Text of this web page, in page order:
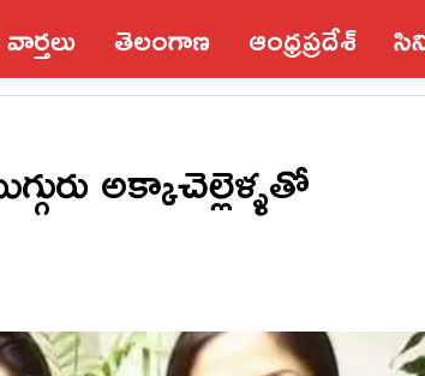
తెలంగాణ ఆంధ్రప్రదేశ్‌
అక్కాచెల్లెళ్ళతో